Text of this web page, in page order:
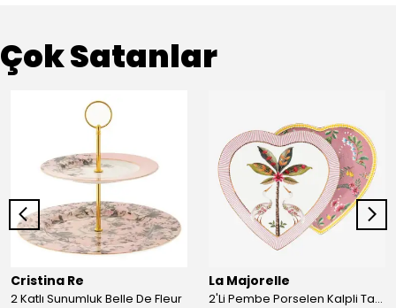
Çok Satanlar
Cristina Re
2 Katlı Sunumluk Belle De Fleur
La Majorelle
2'Li Pembe Porselen Kalpli Tabak 21,5 Cm La Majorelle